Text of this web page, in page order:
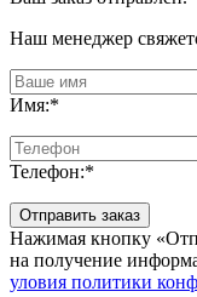
Наш менеджер
Имя:*
Телефон:*
Отправить заказ
Нажимая кнопку
на получение
уловия политики